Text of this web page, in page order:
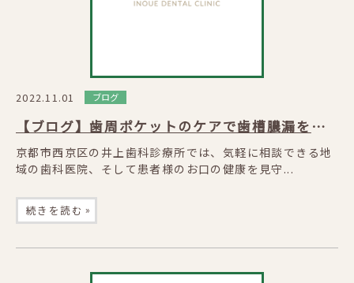
2022.11.01 ブログ
【ブログ】歯周ポケットのケアで歯槽膿漏を予防
京都市西京区の井上歯科診療所では、気軽に相談できる地
域の歯科医院、そして患者様のお口の健康を見守...
続きを読む »